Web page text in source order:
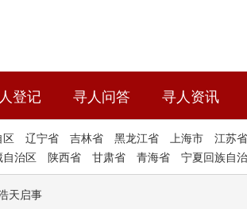
登记 寻人问答 寻人资讯
区 辽宁省 吉林省 黑龙江省 上海市 江苏省
自治区 陕西省 甘肃省 青海省 宁夏回族自
天启事